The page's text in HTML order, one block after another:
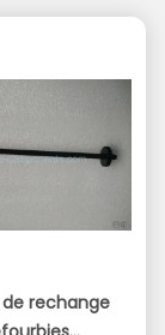
de rechange